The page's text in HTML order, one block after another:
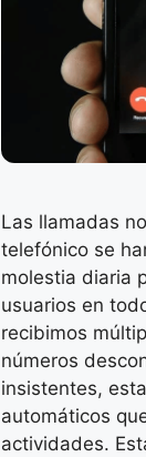
Las llamadas
telefónico se
molestia diaria
usuarios en
recibimos
números
insistentes,
automáticos
actividades.